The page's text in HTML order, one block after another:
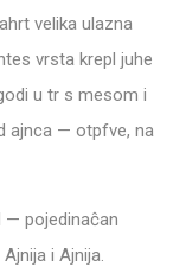
velika ulazna
vrsta krepl juhe
u tr s mesom i
ajnca — otpfve, na
— pojedinaĉan
i Ajnija.